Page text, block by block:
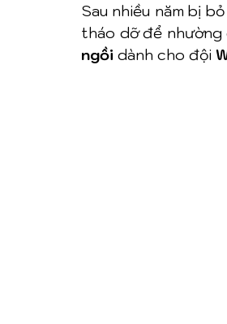
Sau nhiều năm bị
tháo dỡ để nhường
ngồi dành cho đội